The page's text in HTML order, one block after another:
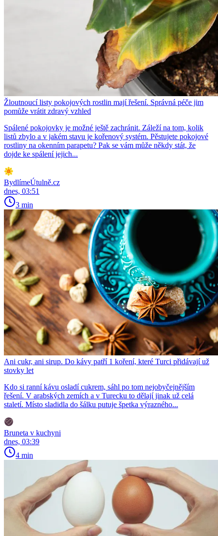
Žloutnoucí listy pokojových rostlin mají řešení. Správná péče jim
pomůže vrátit zdravý vzhled
Spálené pokojovky je možné ještě zachránit. Záleží na tom, kolik
listů zbylo a v jakém stavu je kořenový systém. Pěstujete pokojové
rostliny na okenním parapetu? Pak se vám může někdy stát, že
dojde ke spálení jejich...
BydlímeÚtulně.cz
dnes, 03:51
3 min
Ani cukr, ani sirup. Do kávy patří 1 koření, které Turci přidávají už
stovky let
Kdo si ranní kávu osladí cukrem, sáhl po tom nejobyčejnějším
řešení. V arabských zemích a v Turecku to dělají jinak už celá
staletí. Místo sladidla do šálku putuje špetka výrazného...
Bruneta v kuchyni
dnes, 03:39
4 min